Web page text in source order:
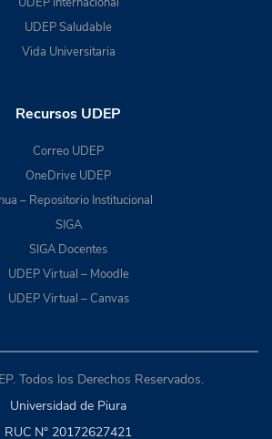
UDEP Saludable
Vida Universitaria
Recursos UDEP
Correo UDEP
OneDrive UDEP
– Repositorio Institucional
SIGA
SIGA Docentes
UDEP Virtual – Moodle
UDEP Virtual – Canvas
Todos los Derechos Reservados.
Universidad de Piura
RUC N° 20172627421